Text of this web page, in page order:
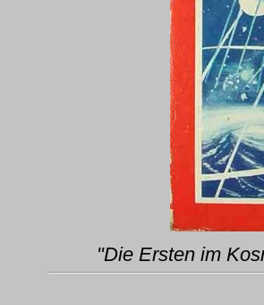
"Die Ersten im